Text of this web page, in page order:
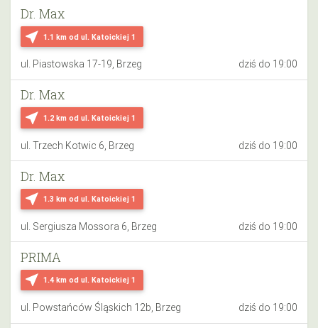
near_me 1.1 km od ul. Katoickiej 1
Dr. Max
ul. Piastowska 17-19, Brzeg dziś do 19:00
near_me 1.2 km od ul. Katoickiej 1
Dr. Max
ul. Trzech Kotwic 6, Brzeg dziś do 19:00
near_me 1.3 km od ul. Katoickiej 1
Dr. Max
ul. Sergiusza Mossora 6, Brzeg dziś do 19:00
near_me 1.4 km od ul. Katoickiej 1
PRIMA
ul. Powstańców Śląskich 12b, Brzeg dziś do 19:00